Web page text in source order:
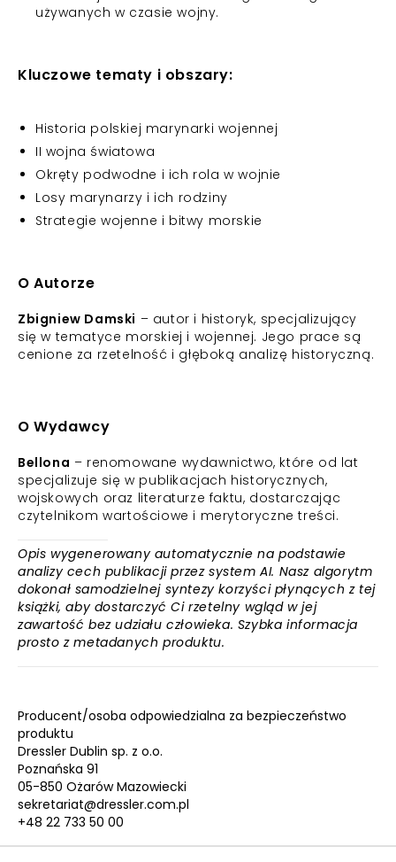
używanych w czasie wojny.
Kluczowe tematy i obszary:
Historia polskiej marynarki wojennej
II wojna światowa
Okręty podwodne i ich rola w wojnie
Losy marynarzy i ich rodziny
Strategie wojenne i bitwy morskie
O Autorze
Zbigniew Damski – autor i historyk, specjalizujący
się w tematyce morskiej i wojennej. Jego prace są
cenione za rzetelność i głęboką analizę historyczną.
O Wydawcy
Bellona – renomowane wydawnictwo, które od lat
specjalizuje się w publikacjach historycznych,
wojskowych oraz literaturze faktu, dostarczając
czytelnikom wartościowe i merytoryczne treści.
Opis wygenerowany automatycznie na podstawie
analizy cech publikacji przez system AI. Nasz algorytm
dokonał samodzielnej syntezy korzyści płynących z tej
książki, aby dostarczyć Ci rzetelny wgląd w jej
zawartość bez udziału człowieka. Szybka informacja
prosto z metadanych produktu.
Producent/osoba odpowiedzialna za bezpieczeństwo
produktu
Dressler Dublin sp. z o.o.
Poznańska 91
05-850 Ożarów Mazowiecki
sekretariat@dressler.com.pl
+48 22 733 50 00